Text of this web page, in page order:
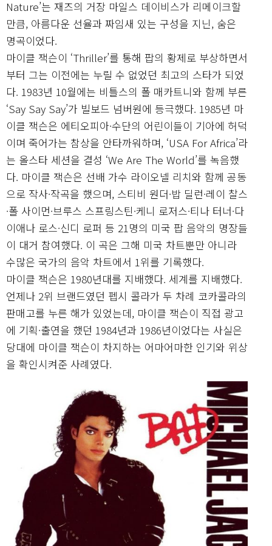
Nature’는 재즈의 거장 마일스 데이비스가 리메이크할
만큼, 아름다운 선율과 짜임새 있는 구성을 지닌, 숨은
명곡이었다.
마이클 잭슨이 ‘Thriller’를 통해 팝의 황제로 부상하면서
부터 그는 이전에는 누릴 수 없었던 최고의 스타가 되었
다. 1983년 10월에는 비틀스의 폴 매카트니와 함께 부른
‘Say Say Say’가 빌보드 넘버원에 등극했다. 1985년 마
이클 잭슨은 에티오피아·수단의 어린이들이 기아에 허덕
이며 죽어가는 참상을 안타까워하며, ‘USA For Africa’라
는 올스타 세션을 결성 ‘We Are The World’를 녹음했
다. 마이클 잭슨은 선배 가수 라이오넬 리치와 함께 공동
으로 작사·작곡을 했으며, 스티비 원더·밥 딜런·레이 찰스
·폴 사이먼·브루스 스프링스틴·케니 로저스·티나 터너·다
이애나 로스·신디 로퍼 등 21명의 미국 팝 음악의 명장들
이 대거 참여했다. 이 곡은 그해 미국 차트뿐만 아니라
수많은 국가의 음악 차트에서 1위를 기록했다.
마이클 잭슨은 1980년대를 지배했다. 세계를 지배했다.
언제나 2위 브랜드였던 펩시 콜라가 두 차례 코카콜라의
판매고를 누른 해가 있었는데, 마이클 잭슨이 직접 광고
에 기획·출연을 했던 1984년과 1986년이었다는 사실은
당대에 마이클 잭슨이 차지하는 어마어마한 인기와 위상
을 확인시켜준 사례였다.